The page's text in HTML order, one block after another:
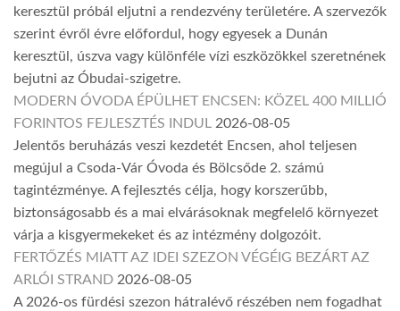
keresztül próbál eljutni a rendezvény területére. A szervezők
szerint évről évre előfordul, hogy egyesek a Dunán
keresztül, úszva vagy különféle vízi eszközökkel szeretnének
bejutni az Óbudai-szigetre.
MODERN ÓVODA ÉPÜLHET ENCSEN: KÖZEL 400 MILLIÓ
FORINTOS FEJLESZTÉS INDUL 2026-08-05
Jelentős beruházás veszi kezdetét Encsen, ahol teljesen
megújul a Csoda-Vár Óvoda és Bölcsőde 2. számú
tagintézménye. A fejlesztés célja, hogy korszerűbb,
biztonságosabb és a mai elvárásoknak megfelelő környezet
várja a kisgyermekeket és az intézmény dolgozóit.
FERTŐZÉS MIATT AZ IDEI SZEZON VÉGÉIG BEZÁRT AZ
ARLÓI STRAND 2026-08-05
A 2026-os fürdési szezon hátralévő részében nem fogadhat